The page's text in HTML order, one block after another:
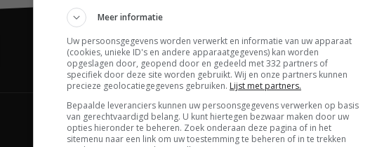
De laatste updates in je mailbox
Channels
Meer informatie
Uw persoonsgegevens worden verwerkt en informatie van uw apparaat
(cookies, unieke ID's en andere apparaatgegevens) kan worden
opgeslagen door, geopend door en gedeeld met 332 partners of
specifiek door deze site worden gebruikt. Wij en onze partners kunnen
precieze geolocatiegegevens gebruiken. Lijst met partners.
Bepaalde leveranciers kunnen uw persoonsgegevens verwerken op basis
van gerechtvaardigd belang. U kunt hiertegen bezwaar maken door uw
opties hieronder te beheren. Zoek onderaan deze pagina of in het
sitemenu naar een link om uw toestemming te beheren of in te trekken